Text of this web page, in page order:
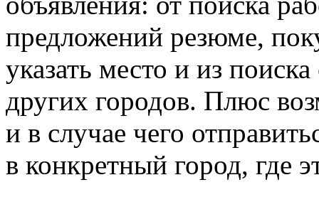
предложений резюме,
указать место и из
других городов. Плюс
и в случае чего
в конкретный город, где